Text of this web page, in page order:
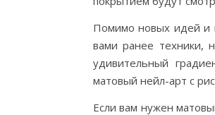
Помимо новых идей и
вами ранее техники,
удивительный
матовый нейл-арт с
Если вам нужен